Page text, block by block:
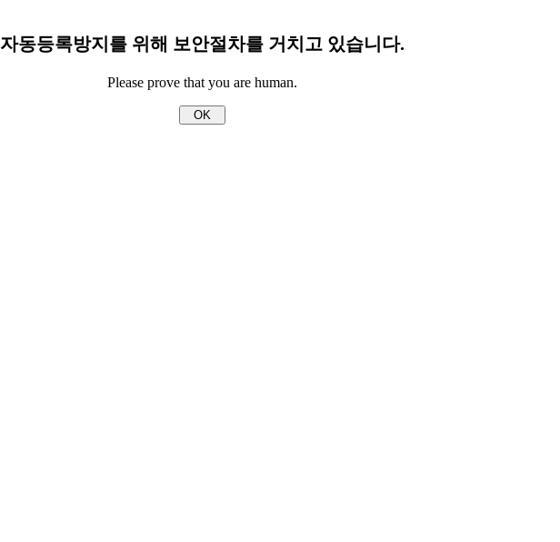
자동등록방지를 위해 보안절차를 거치고 있습니다.
Please prove that you are human.